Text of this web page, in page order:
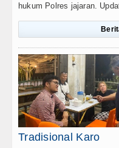
hukum Polres jajaran.
Tradisional Karo